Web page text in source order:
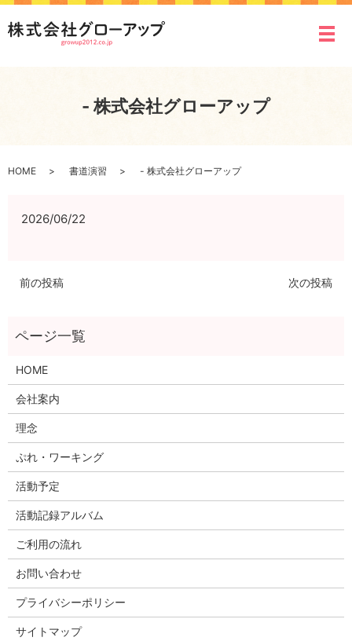
メ
- 株式会社グローアップ
HOME 書道演習 - 株式会社グローアップ
2026/06/22
前の投稿 次の投稿
HOME
会社案内
理念
ぷれ・ワーキング
活動予定
活動記録アルバム
ご利用の流れ
お問い合わせ
プライバシーポリシー
サイトマップ